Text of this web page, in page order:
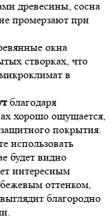
древесины, сосна
промерзают при
окна
створках, что
в
благодаря
хорошо ощущается,
покрытия.
использовать
будет видно
интересным
оттенком,
благородно